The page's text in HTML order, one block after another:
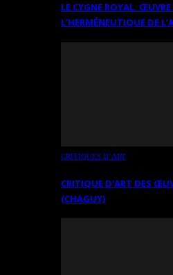
LE CYGNE ROYAL.
L’HERMÉNEUTIQUE DE
CRITIQUES D’ART
CRITIQUE D’ART DES
(CHAGUY)